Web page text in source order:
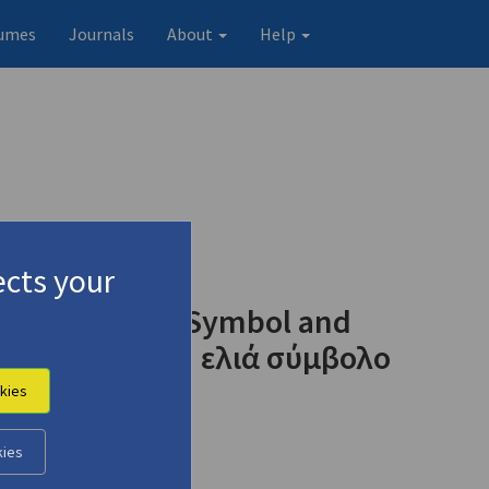
Journals About Help
Tree as Symbol and
μας': Η ελιά σύμβολο
your